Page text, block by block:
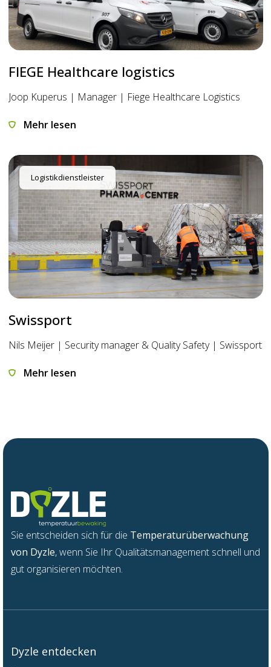
FIEGE Healthcare logistics
Joop Kuperus | Manager | Fiege Healthcare Logistics
Mehr lesen
Logistikdienstleister
Swissport
Nils Meijer | Security manager & Quality Safety | Swissport
Mehr lesen
Sie entscheiden sich für die Temperaturüberwachung
von Dyzle,wenn Sie Ihr Qualitätsmanagement schnell und
gut organisieren möchten.
Dyzle entdecken